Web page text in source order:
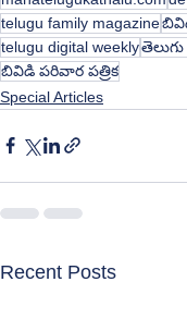
telugu family magazine
telugu digital weekly
బివిడి పరివార పత్రిక
Special Articles
Recent Posts